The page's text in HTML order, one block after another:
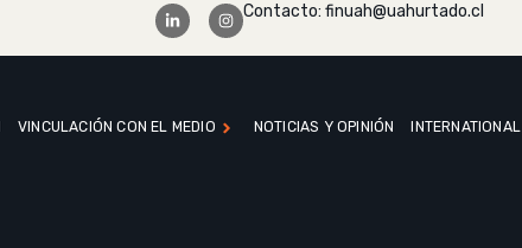
Contacto: finuah@uahurtado.cl
VINCULACIÓN CON EL MEDIO NOTICIAS Y OPINIÓN INTERNATIONAL